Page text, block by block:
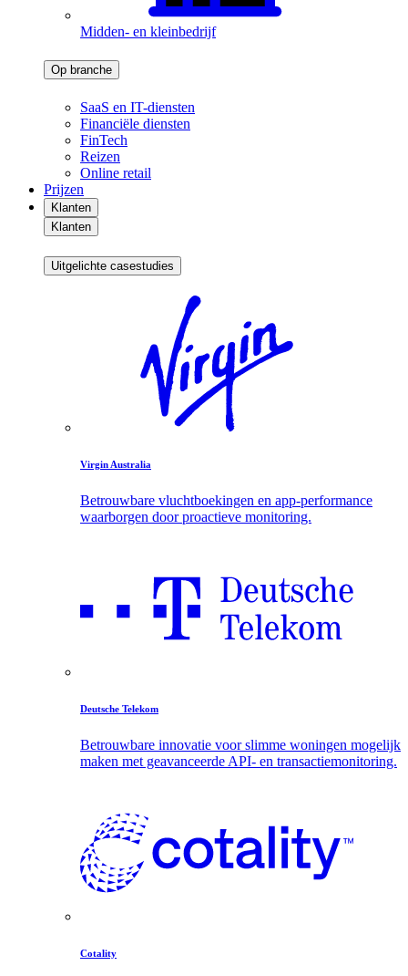
Midden- en kleinbedrijf
Op branche
SaaS en IT-diensten
Financiële diensten
FinTech
Reizen
Online retail
Prijzen
Klanten
Klanten
Uitgelichte casestudies
Virgin Australia
Betrouwbare vluchtboekingen en app-performance
waarborgen door proactieve monitoring.
Deutsche Telekom
Betrouwbare innovatie voor slimme woningen mogelijk
maken met geavanceerde API- en transactiemonitoring.
Cotality